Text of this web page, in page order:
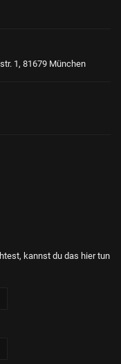
1, 81679 München
kannst du das hier tun